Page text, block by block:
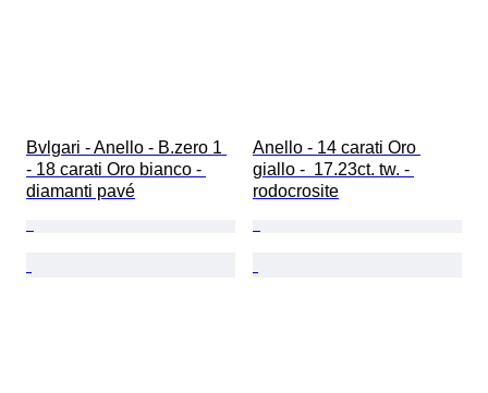
Bvlgari - Anello - B.zero 1
- 18 carati Oro bianco -
diamanti pavé
Anello - 14 carati Oro
giallo -  17.23ct. tw. -
rodocrosite